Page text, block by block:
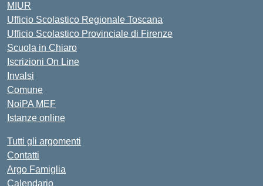
MIUR
Ufficio Scolastico Regionale Toscana
Ufficio Scolastico Provinciale di Firenze
Scuola in Chiaro
Iscrizioni On Line
Invalsi
Comune
NoiPA MEF
Istanze online
Tutti gli argomenti
Contatti
Argo Famiglia
Calendario